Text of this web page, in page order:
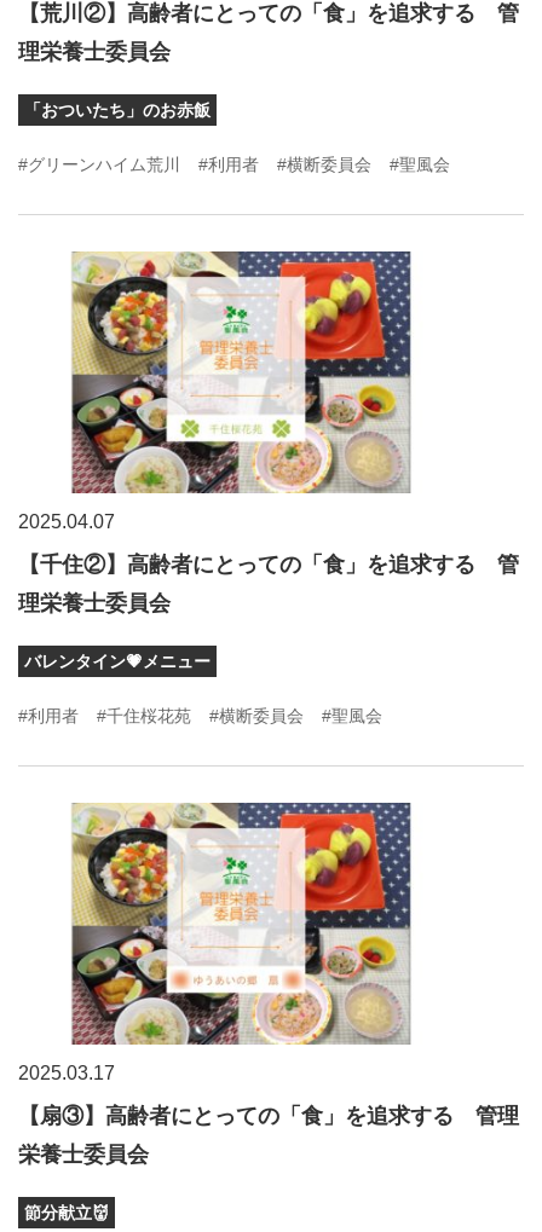
【荒川②】高齢者にとっての「食」を追求する 管
理栄養士委員会
「おついたち」のお赤飯
#グリーンハイム荒川 #利用者 #横断委員会 #聖風会
2025.04.07
【千住②】高齢者にとっての「食」を追求する 管
理栄養士委員会
バレンタイン💗メニュー
#利用者 #千住桜花苑 #横断委員会 #聖風会
2025.03.17
【扇③】高齢者にとっての「食」を追求する 管理
栄養士委員会
節分献立👹